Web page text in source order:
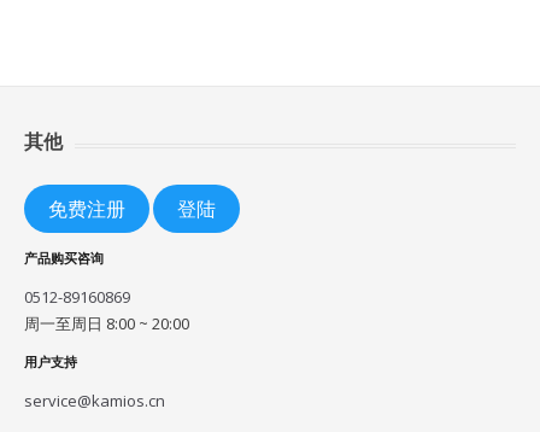
其他
免费注册 登陆
产品购买咨询
0512-89160869
周一至周日 8:00 ~ 20:00
用户支持
service@kamios.cn